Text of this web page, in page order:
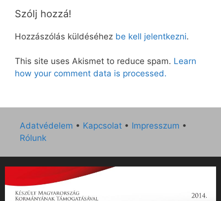
Szólj hozzá!
Hozzászólás küldéséhez be kell jelentkezni.
This site uses Akismet to reduce spam. Learn
how your comment data is processed.
Adatvédelem • Kapcsolat • Impresszum •
Rólunk